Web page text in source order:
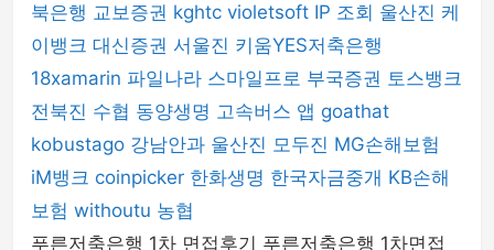
북은행 교보증권 kghtc violetsoft IP 조회 울산진 케
이뱅크 대신증권 서울진 키움YES저축은행
18xamarin 파일나라 스마일프로 부국증권 토스뱅크
전북진 수협 동양생명 고속버스 앱 goathat
kobustago 강남안과 울산진 모두진 MG손해보험
iM뱅크 coinpicker 한화생명 한국자금중개 KB손해
보험 withoutu 농협
푸른저축은행 1차 면접후기 푸른저축은행 1차면접